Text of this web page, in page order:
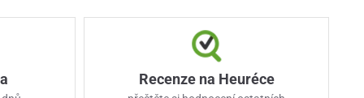
Recenze na Heuréce